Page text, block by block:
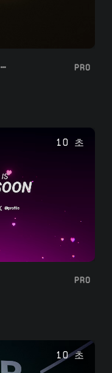
곧 시작합니다 07 RGB 웨이브 PRO
10 초
PRO
10 초